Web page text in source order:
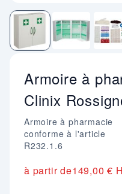
Armoire à
Clinix
Armoire à pharmacie
conforme à l'article
R232.1.6
à partir de149,00 €